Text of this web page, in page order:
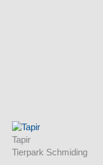
Tapir
Tierpark Schmiding